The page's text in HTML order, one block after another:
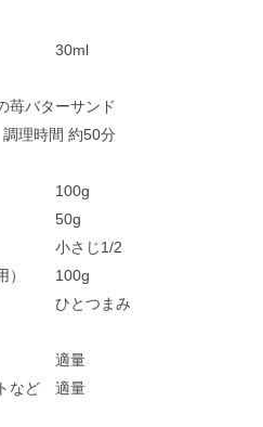
30ml
バターサンド
調理時間 約50分
100g
50g
さじ1/2
用） 100g
つまみ
） 適量
など 適量